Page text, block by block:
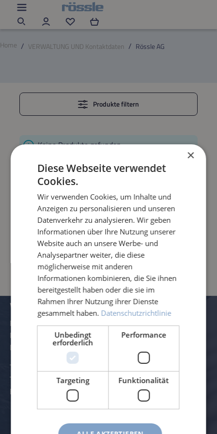
Zum Hauptinhalt springen
Du hast 0 Produkte auf dem Merkzettel
Home
VERWALTUNG UND Kontaktdaten Rössle AG
Produkte filtern
Keine Produkte gefunden.
KONTAKTIEREN SIE UNS
Rufen sie uns an oder mailen Sie uns für weitere
Informationen, Ersatzeile oder andere Anliegen.
info@roessle.ag
+49 (0) 8342 – 70 59 5 – 0
VERWALTUNG UND KONTAKTDATEN
Rössle AG
Pater-Hartmann-Straße 23
D-87616 Marktoberdorf
Telefon:
+49 (0) 8342 - 70 59 5-0
Telefax:
+49 (0) 8342 - 70 59 5-70
E-Mail:
info@roessle.ag
×
Diese Webseite verwendet
Cookies.
Wir verwenden Cookies, um Inhalte und
Anzeigen zu personalisieren und unseren
Datenverkehr zu analysieren. Wir geben
Informationen über Ihre Nutzung unserer
Website auch an unsere Werbe- und
Analysepartner weiter, die diese
möglicherweise mit anderen
Informationen kombinieren, die Sie ihnen
bereitgestellt haben oder die sie im
Rahmen Ihrer Nutzung ihrer Dienste
gesammelt haben. Datenschutzrichtlinie
Unbedingt
erforderlich
Performance
Targeting Funktionalität